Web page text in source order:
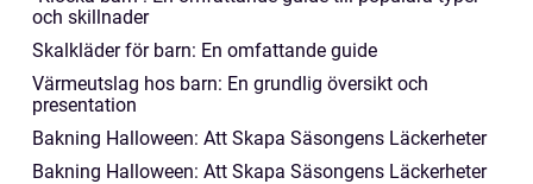
och skillnader
Skalkläder för barn: En omfattande guide
Värmeutslag hos barn: En grundlig översikt och
presentation
Bakning Halloween: Att Skapa Säsongens Läckerheter
Bakning Halloween: Att Skapa Säsongens Läckerheter